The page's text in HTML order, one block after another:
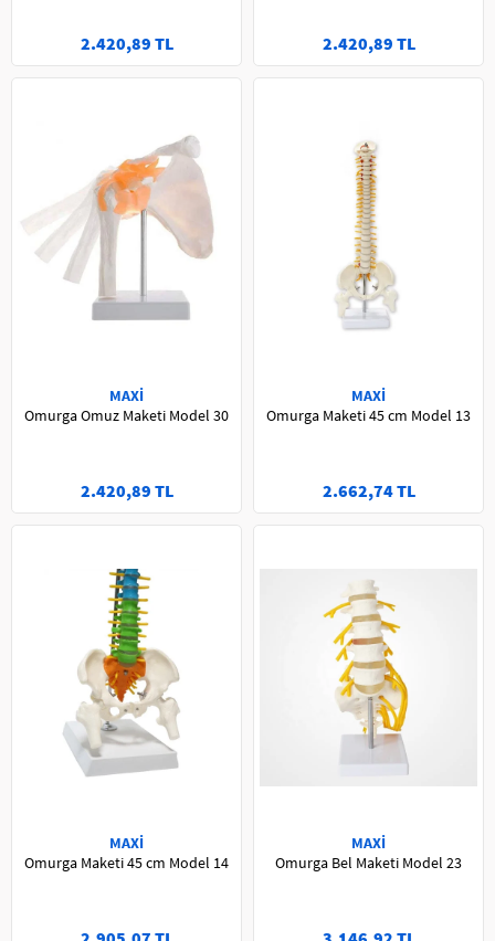
2.420,89 TL 2.420,89 TL
MAXİ
Omurga Omuz Maketi Model 30
2.420,89 TL
MAXİ
Omurga Maketi 45 cm Model 13
2.662,74 TL
MAXİ
Omurga Maketi 45 cm Model 14
MAXİ
Omurga Bel Maketi Model 23